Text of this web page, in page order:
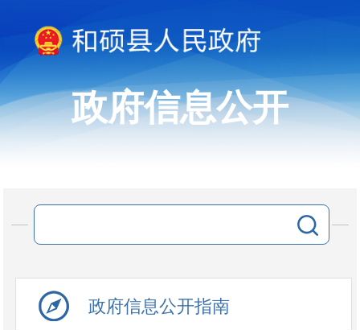
政府信息公开
政府信息公开指南